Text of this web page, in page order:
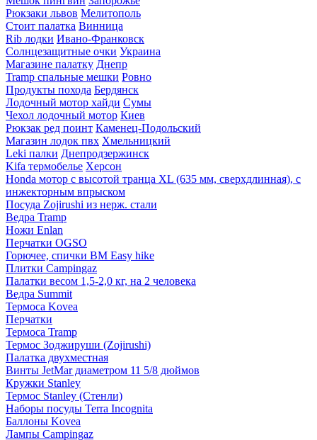
Рюкзаки львов Мелитополь
Стоит палатка Винница
Rib лодки Ивано-Франковск
Солнцезащитные очки Украина
Магазине палатку Днепр
Tramp спальные мешки Ровно
Продукты похода Бердянск
Лодочный мотор хайди Сумы
Чехол лодочный мотор Киев
Рюкзак ред поинт Каменец-Подольский
Магазин лодок пвх Хмельницкий
Leki палки Днепродзержинск
Kifa термобелье Херсон
Honda мотор с высотой транца XL (635 мм, сверхдлинная), с
инжекторным впрыском
Посуда Zojirushi из нерж. стали
Ведра Tramp
Ножи Enlan
Перчатки OGSO
Горючее, спички BM Easy hike
Плитки Campingaz
Палатки весом 1,5-2,0 кг, на 2 человека
Ведра Summit
Термоса Kovea
Перчатки
Термоса Tramp
Термос Зоджируши (Zojirushi)
Палатка двухместная
Винты JetMar диаметром 11 5/8 дюймов
Кружки Stanley
Термос Stanley (Стенли)
Наборы посуды Terra Incognita
Баллоны Kovea
Лампы Campingaz